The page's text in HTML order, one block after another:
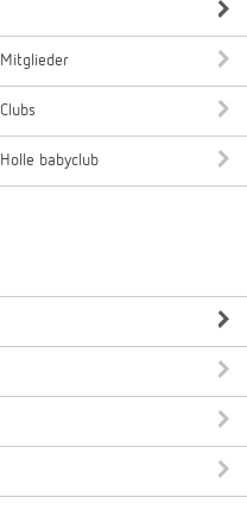
Mitglieder
Clubs
Holle babyclub